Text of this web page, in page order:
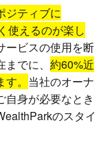
ジティブに
使えるのが楽し
ービスの使用を断
までに、約60%近
。 当社のオーナ
自身が必要なとき
のスタイ